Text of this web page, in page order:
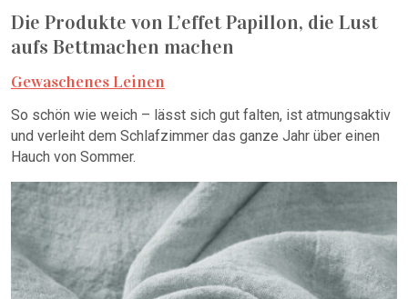
Die Produkte von L’effet Papillon, die Lust
aufs Bettmachen machen
Gewaschenes Leinen
So schön wie weich – lässt sich gut falten, ist atmungsaktiv
und verleiht dem Schlafzimmer das ganze Jahr über einen
Hauch von Sommer.